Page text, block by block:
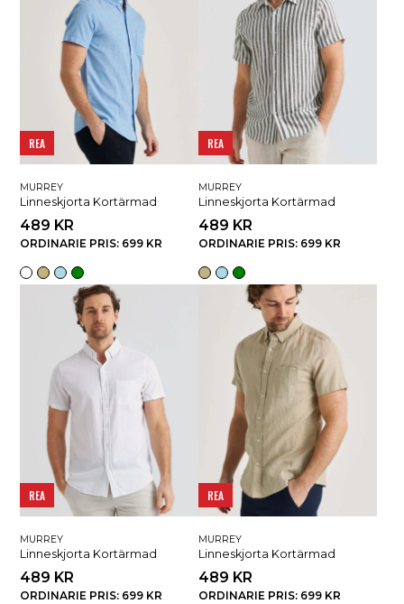
REA
MURREY
Linneskjorta Kortärmad
489 KR
ORDINARIE PRIS: 699 KR
REA
MURREY
Linneskjorta Kortärmad
489 KR
ORDINARIE PRIS: 699 KR
REA
MURREY
Linneskjorta Kortärmad
489 KR
ORDINARIE PRIS: 699 KR
REA
MURREY
Linneskjorta Kortärmad
489 KR
ORDINARIE PRIS: 699 KR